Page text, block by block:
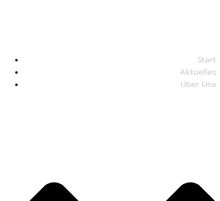
Start
Aktuelles
Über Uns